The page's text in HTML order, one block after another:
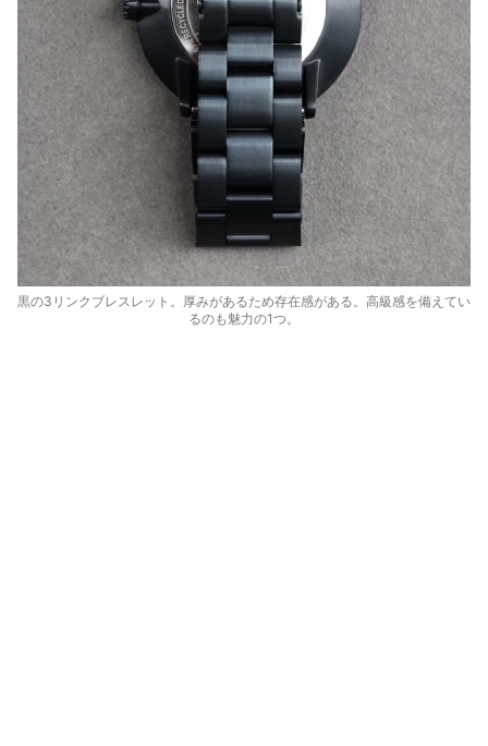
黒の3リンクブレスレット。厚みがあるため存在感がある。高級感を備えてい
るのも魅力の1つ。